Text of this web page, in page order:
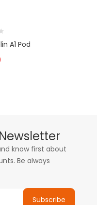
A1 Pod
know first about
Be always
Subscribe